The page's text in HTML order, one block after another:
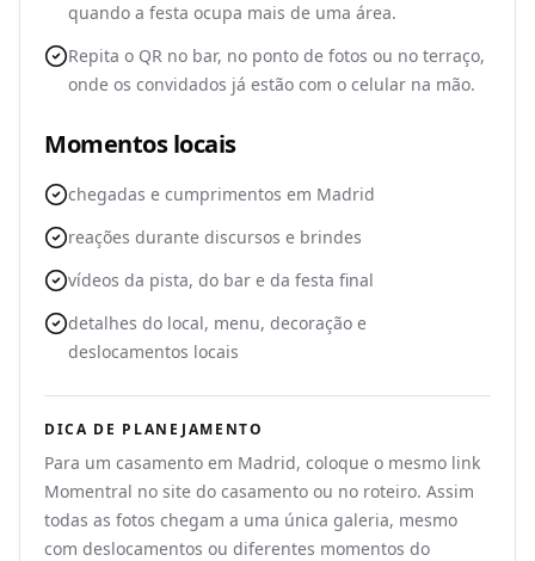
quando a festa ocupa mais de uma área.
Repita o QR no bar, no ponto de fotos ou no terraço,
onde os convidados já estão com o celular na mão.
Momentos locais
chegadas e cumprimentos em Madrid
reações durante discursos e brindes
vídeos da pista, do bar e da festa final
detalhes do local, menu, decoração e
deslocamentos locais
DICA DE PLANEJAMENTO
Para um casamento em Madrid, coloque o mesmo link
Momentral no site do casamento ou no roteiro. Assim
todas as fotos chegam a uma única galeria, mesmo
com deslocamentos ou diferentes momentos do